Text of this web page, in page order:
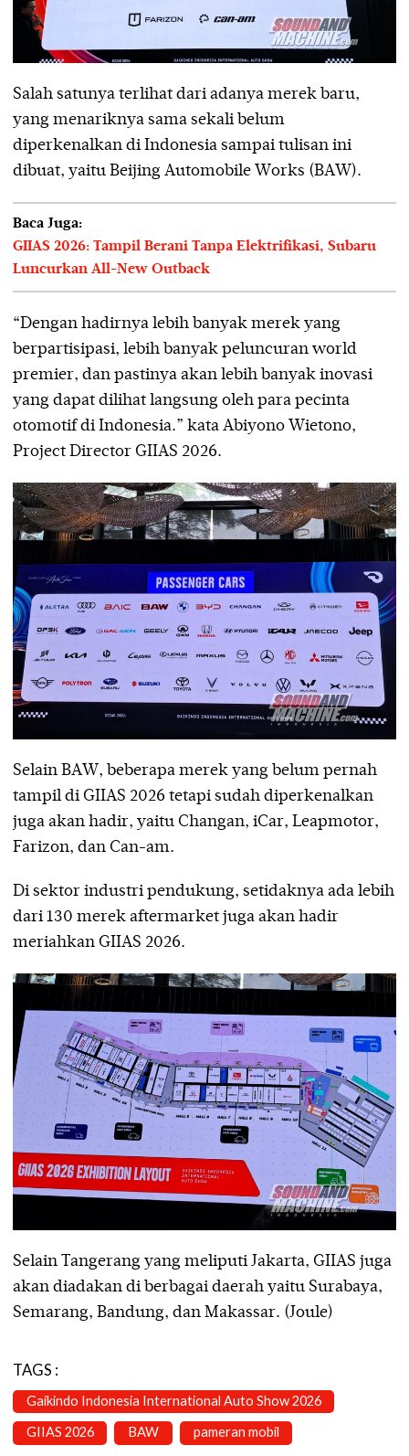
Salah satunya terlihat dari adanya merek baru,
yang menariknya sama sekali belum
diperkenalkan di Indonesia sampai tulisan ini
dibuat, yaitu Beijing Automobile Works (BAW).
Baca Juga:
GIIAS 2026: Tampil Berani Tanpa Elektrifikasi, Subaru
Luncurkan All-New Outback
“Dengan hadirnya lebih banyak merek yang
berpartisipasi, lebih banyak peluncuran world
premier, dan pastinya akan lebih banyak inovasi
yang dapat dilihat langsung oleh para pecinta
otomotif di Indonesia.” kata Abiyono Wietono,
Project Director GIIAS 2026.
Selain BAW, beberapa merek yang belum pernah
tampil di GIIAS 2026 tetapi sudah diperkenalkan
juga akan hadir, yaitu Changan, iCar, Leapmotor,
Farizon, dan Can-am.
Di sektor industri pendukung, setidaknya ada lebih
dari 130 merek aftermarket juga akan hadir
meriahkan GIIAS 2026.
Selain Tangerang yang meliputi Jakarta, GIIAS juga
akan diadakan di berbagai daerah yaitu Surabaya,
Semarang, Bandung, dan Makassar. (Joule)
TAGS :
Gaikindo Indonesia International Auto Show 2026
GIIAS 2026 BAW pameran mobil